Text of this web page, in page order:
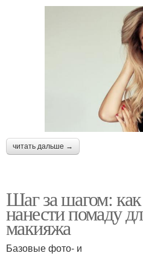
читать дальше →
Шаг за шагом:
нанести помаду
макияжа
Базовые фото- и